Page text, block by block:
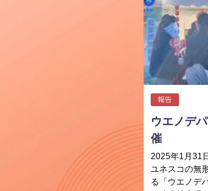
報告
ウエノデ
催
2025年1月31
ユネスコの無
る「ウエノデ